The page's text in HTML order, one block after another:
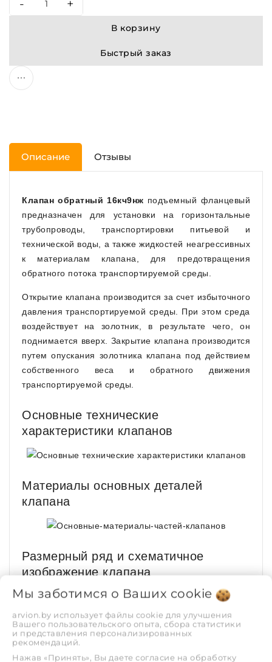
- +
В корзину
Быстрый заказ
Описание Отзывы
Клапан обратный 16кч9нж подъемный фланцевый
предназначен для установки на горизонтальные
трубопроводы, транспортировки питьевой и
технической воды, а также жидкостей неагрессивных
к материалам клапана, для предотвращения
обратного потока транспортируемой среды.
Открытие клапана производится за счет избыточного
давления транспортируемой среды. При этом среда
воздействует на золотник, в результате чего, он
поднимается вверх. Закрытие клапана производится
путем опускания золотника клапана под действием
собственного веса и обратного движения
транспортируемой среды.
Основные технические
характеристики клапанов
Материалы основных деталей
клапана
Размерный ряд и схематичное
изображение клапана
ХАРАКТЕРИСТИКИ
Мы заботимся о Ваших cookie
arvion.by использует файлы cookie для улучшения
Вашего пользовательского опыта, сбора статистики
и представления персонализированных
рекомендаций.
Нажав «Принять», Вы даете согласие на обработку